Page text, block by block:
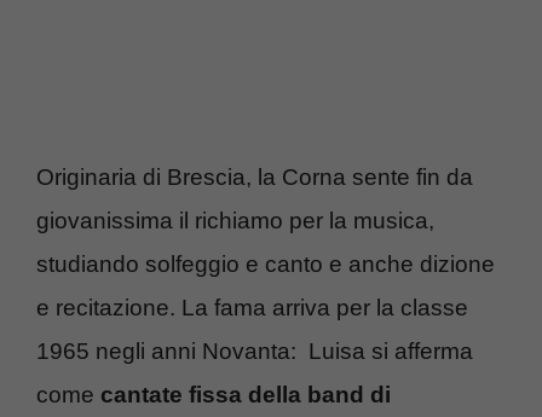
Originaria di Brescia, la Corna sente fin da
giovanissima il richiamo per la musica,
studiando solfeggio e canto e anche dizione
e recitazione. La fama arriva per la classe
1965 negli anni Novanta: Luisa si afferma
come cantate fissa della band di